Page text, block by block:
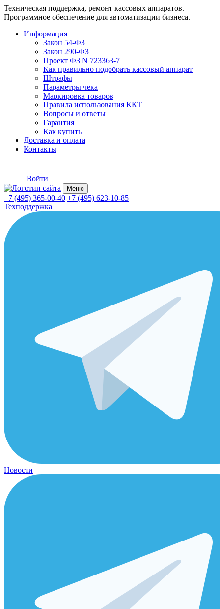
Техническая поддержка, ремонт кассовых аппаратов.
Программное обеспечение для автоматизации бизнеса.
Информация
Закон 54-ФЗ
Закон 290-ФЗ
Проект ФЗ N 723363-7
Как правильно подобрать кассовый аппарат
Штрафы
Параметры чека
Маркировка товаров
Правила использования ККТ
Вопросы и ответы
Гарантия
Как купить
Доставка и оплата
Контакты
Войти
Меню
+7 (495) 365-00-40 +7 (495) 623-10-85
Техподдержка
Новости